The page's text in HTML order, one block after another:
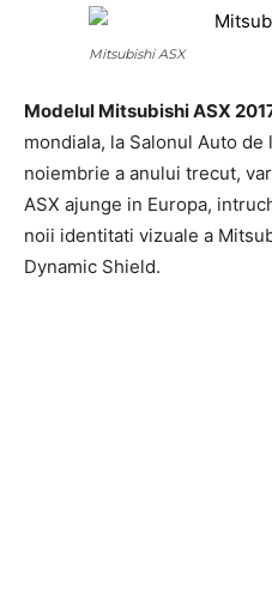
Mitsubishi ASX
Modelul Mitsubishi ASX
mondiala, la Salonul Auto
noiembrie a anului trecut,
ASX ajunge in Europa,
noii identitati vizuale a
Dynamic Shield.